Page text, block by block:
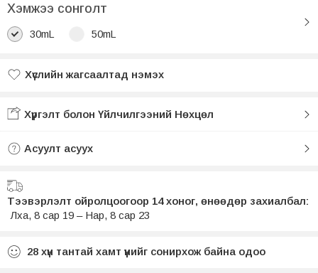
Хэмжээ сонголт
30mL 50mL
Хүслийн жагсаалтад нэмэх
Хүргэлт болон Үйлчилгээний Нөхцөл
Асуулт асуух
Тээвэрлэлт ойролцоогоор 14 хоног, өнөөдөр захиалбал:
Лха, 8 сар 19 – Нар, 8 сар 23
28 хүн тантай хамт үүнийг сонирхож байна одоо